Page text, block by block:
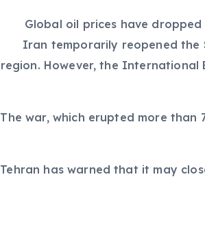
Global oil prices have
Iran temporarily reopened the
region. However, the
The war, which erupted more than
Tehran has warned that it may